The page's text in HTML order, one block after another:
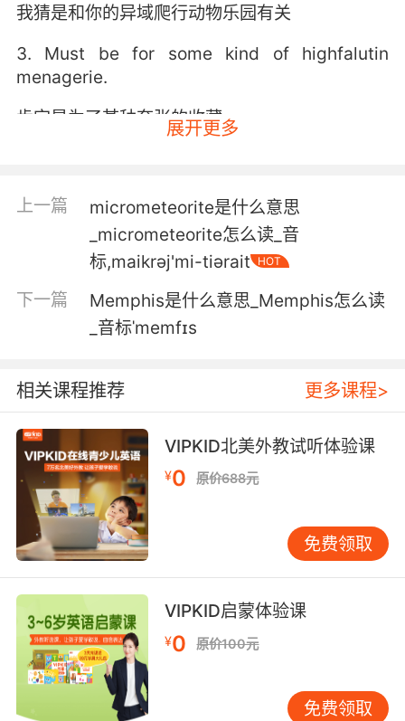
我猜是和你的异域爬行动物乐园有关
3. Must be for some kind of highfalutin
menagerie.
肯定是为了某种夸张的收藏
但我不会像囚笼之兽一样被肆意展览
5. Your vampire menagerie's gonna have to
take the next train out.
你的吸血鬼兽群得搭乘下一班车离开
the menagerie.
这对于你这种野兽来说太没新意了
7. Beneath the waves, a new spy creature
joins the underwater menagerie.
海浪之下 另一位卧底党 也加入了水下动物园
8. We're going to give a very gentle round of
applause to all of our animal menagerie and
their owners.
我们要向所有光临现场的动物和它们的主人 致以
非常温柔的掌声
展开更多
上一篇
micrometeorite是什么意思
_micrometeorite怎么读_音
标,maikrәj'mi-tiәrait
HOT
下一篇
Memphis是什么意思_Memphis怎么读
_音标ˈmemfɪs
相关课程推荐 更多课程>
VIPKID北美外教试听体验课
¥0 原价688元
免费领取
VIPKID启蒙体验课
¥0 原价100元
免费领取